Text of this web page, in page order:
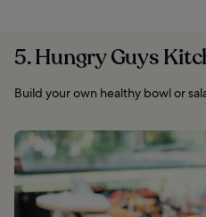
5. Hungry Guys
Build your own healthy bowl or